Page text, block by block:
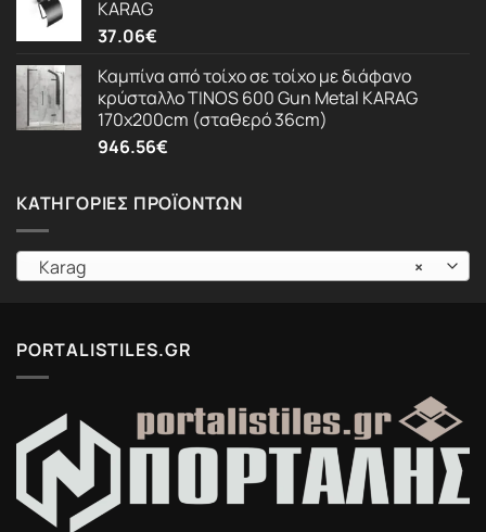
KARAG
37.06€
Καμπίνα από τοίχο σε τοίχο με διάφανο
κρύσταλλο TINOS 600 Gun Metal KARAG
170x200cm (σταθερό 36cm)
946.56€
ΚΑΤΗΓΟΡΊΕΣ ΠΡΟΪΌΝΤΩΝ
×
Karag
PORTALISTILES.GR